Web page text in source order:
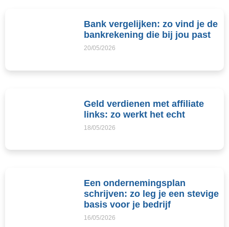
Bank vergelijken: zo vind je de
bankrekening die bij jou past
20/05/2026
Geld verdienen met affiliate
links: zo werkt het echt
18/05/2026
Een ondernemingsplan
schrijven: zo leg je een stevige
basis voor je bedrijf
16/05/2026